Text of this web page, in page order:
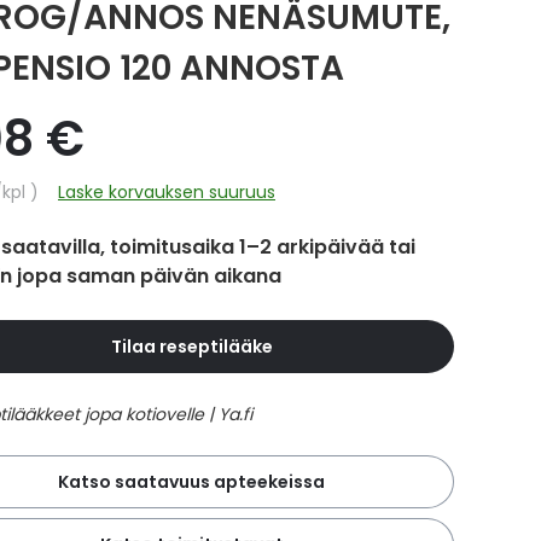
ANNOS NENÄSUMUTE,
120 ANNOSTA
€
Laske korvauksen suuruus
toimitusaika 1–2 arkipäivää tai
jopa saman päivän aikana
Tilaa reseptilääke
Katso saatavuus apteekeissa